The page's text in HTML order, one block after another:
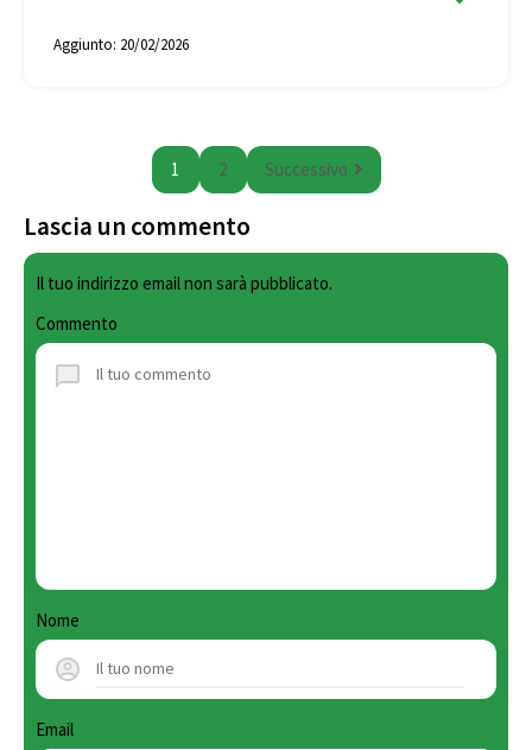
Aggiunto: 20/02/2026
1 2 Successivo
Lascia un commento
Il tuo indirizzo email non sarà pubblicato.
Commento
Nome
Email